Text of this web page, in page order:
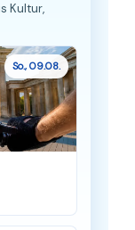
Kultur,
So., 09.08.